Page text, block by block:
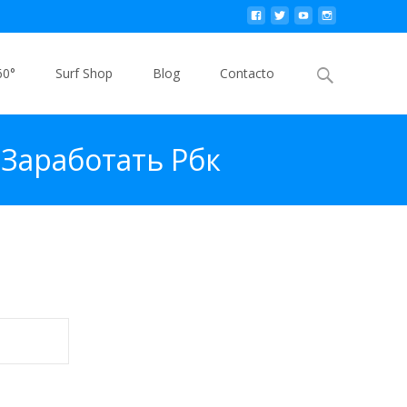
Surf Shop Blog Contacto
Buscar
por:
Рбк